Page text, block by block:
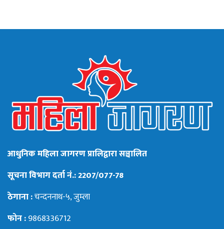
आधुनिक महिला जागरण प्रालिद्वारा सञ्चालित
सूचना विभाग दर्ता नं.: 2207/077-78
ठेगाना :चन्दननाथ-५, जुम्ला
फोन :9868336712